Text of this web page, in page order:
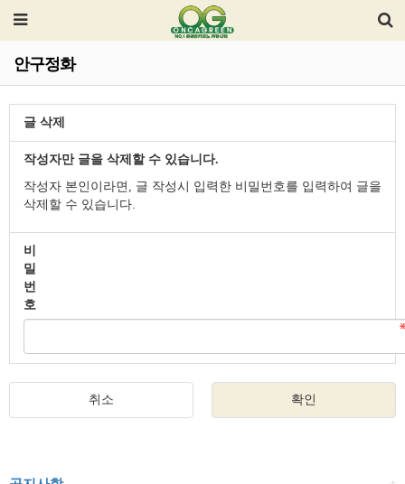
안구정화
글 삭제
작성자만 글을 삭제할 수 있습니다.
작성자 본인이라면, 글 작성시 입력한 비밀번호를 입력하여 글을
삭제할 수 있습니다.
비
밀
번
호
취소 확인